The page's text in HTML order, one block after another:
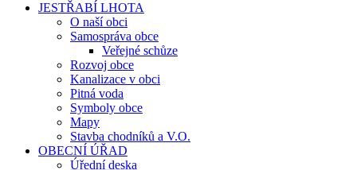
JESTŘABÍ LHOTA
O naší obci
Samospráva obce
Veřejné schůze
Rozvoj obce
Kanalizace v obci
Pitná voda
Symboly obce
Mapy
Stavba chodníků a V.O.
OBECNÍ ÚŘAD
Úřední deska